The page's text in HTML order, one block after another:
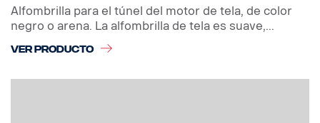
Alfombrilla para el túnel del motor de tela, de color
negro o arena. La alfombrilla de tela es suave,...
VER PRODUCTO